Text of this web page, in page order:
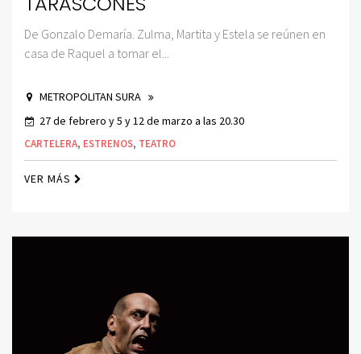
De Gonzalo Demaría. Zulma, Martita y Estela se reúnen en
casa de Raquel a tomar el...
METROPOLITAN SURA
27 de febrero y 5 y 12 de marzo a las 20.30
CARTELERA, ESTRENOS, TEATRO
VER MÁS